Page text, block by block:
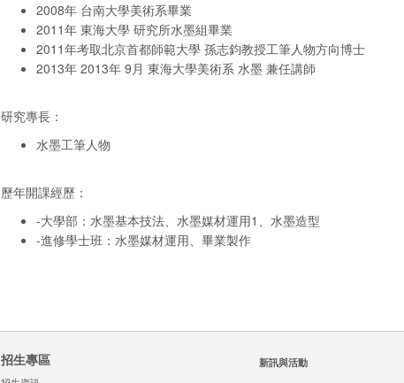
2008年 台南大學美術系畢業
2011年 東海大學 研究所水墨組畢業
2011年考取北京首都師範大學 孫志鈞教授工筆人物方向博士
2013年 2013年 9月 東海大學美術系 水墨 兼任講師
研究專長：
水墨工筆人物
歷年開課經歷：
-大學部：水墨基本技法、水墨媒材運用1、水墨造型
-進修學士班：水墨媒材運用、畢業製作
招生專區
新訊與活動